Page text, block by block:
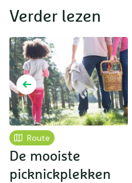
Verder lezen
Route
De mooiste
picknickplekken